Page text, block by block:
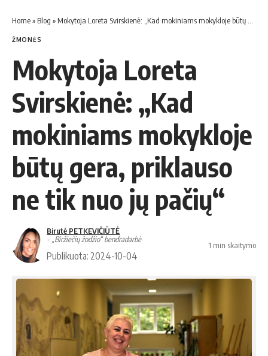
Home» Blog » Mokytoja Loreta Svirskienė: „Kad mokiniams mokykloje būtų gera, priklauso ne tik nuo jų pačių“
ŽMONĖS
Mokytoja Loreta
Svirskienė: „Kad
mokiniams mokykloje
būtų gera, priklauso
ne tik nuo jų pačių“
Birutė PETKEVIČIŪTĖ
- „Biržiečių žodžio“ bendradarbė
Publikuota: 2024-10-04
1 min skaitymo